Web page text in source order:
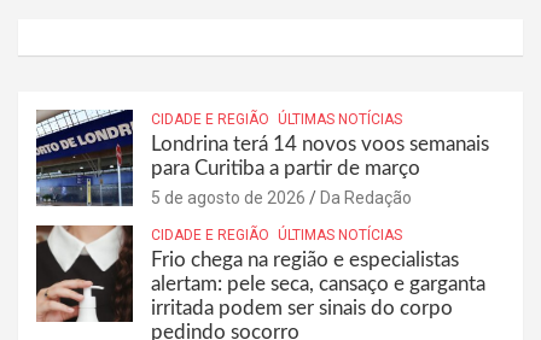
CIDADE E REGIÃO ÚLTIMAS NOTÍCIAS
Londrina terá 14 novos voos semanais
para Curitiba a partir de março
5 de agosto de 2026 Da Redação
CIDADE E REGIÃO ÚLTIMAS NOTÍCIAS
Frio chega na região e especialistas
alertam: pele seca, cansaço e garganta
irritada podem ser sinais do corpo
pedindo socorro